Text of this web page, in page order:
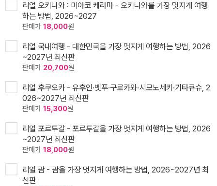
리얼 오키나와 : 미야코 케라마 - 오키나와를 가장 멋지게 여행
하는 방법, 2026~2027
판매가 18,000원
리얼 국내여행 - 대한민국을 가장 멋지게 여행하는 방법, 2026
~2027년 최신판
판매가 20,700원
리얼 후쿠오카 - 유후인·벳푸·구로카와·시모노세키·기타큐슈, 2
026~2027년 최신판
판매가 15,300원
리얼 포르투갈 - 포르투갈을 가장 멋지게 여행하는 방법, 2026
~2027년 최신판
판매가 18,000원
리얼 괌 - 괌을 가장 멋지게 여행하는 방법, 2026~2027년 최
신판